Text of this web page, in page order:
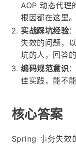
AOP 动态代理
根因都在这里。
实战踩坑经验
失效的问题，
坑的人，回答
编码规范意识
佳实践，能不
核心答案
Spring 事务失效